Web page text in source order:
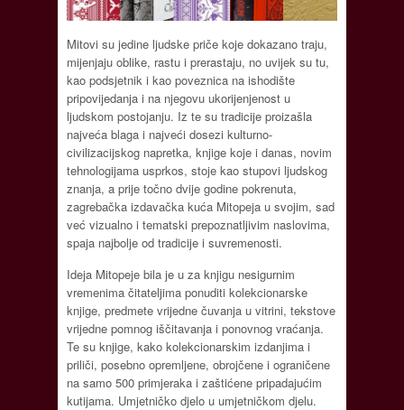
Mitovi su jedine ljudske priče koje dokazano traju,
mijenjaju oblike, rastu i prerastaju, no uvijek su tu,
kao podsjetnik i kao poveznica na ishodište
pripovijedanja i na njegovu ukorijenjenost u
ljudskom postojanju. Iz te su tradicije proizašla
najveća blaga i najveći dosezi kulturno-
civilizacijskog napretka, knjige koje i danas, novim
tehnologijama usprkos, stoje kao stupovi ljudskog
znanja, a prije točno dvije godine pokrenuta,
zagrebačka izdavačka kuća Mitopeja u svojim, sad
već vizualno i tematski prepoznatljivim naslovima,
spaja najbolje od tradicije i suvremenosti.
Ideja Mitopeje bila je u za knjigu nesigurnim
vremenima čitateljima ponuditi kolekcionarske
knjige, predmete vrijedne čuvanja u vitrini, tekstove
vrijedne pomnog iščitavanja i ponovnog vraćanja.
Te su knjige, kako kolekcionarskim izdanjima i
priliči, posebno opremljene, obrojčene i ograničene
na samo 500 primjeraka i zaštićene pripadajućim
kutijama. Umjetničko djelo u umjetničkom djelu.